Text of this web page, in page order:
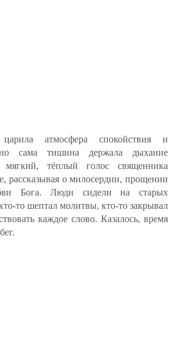
атмосфера спокойствия и
сама тишина держала дыхание
тёплый голос священника
рассказывая о милосердии, прощении
Бога. Люди сидели на старых
то шептал молитвы, кто-то закрывал
каждое слово. Казалось, время